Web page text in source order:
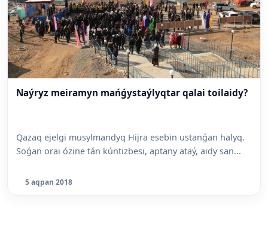
Naýryz meiramyn mańǵystaýlyqtar qalai toilaidy?
Qazaq ejelgi musylmandyq Hijra esebin ustanǵan halyq.
Soǵan orai ózine tán kúntizbesi, aptany ataý, aidy san...
5 aqpan 2018